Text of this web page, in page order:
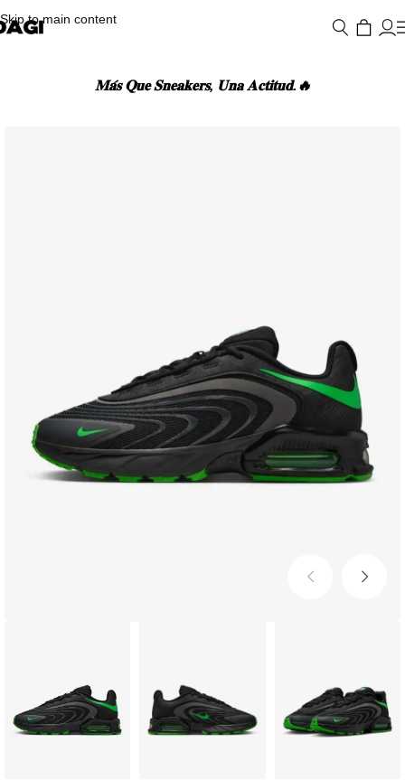
Skip to main content
𝐌𝐚́𝐬 𝐐𝐮𝐞 𝐒𝐧𝐞𝐚𝐤𝐞𝐫𝐬, 𝐔𝐧𝐚 𝐀𝐜𝐭𝐢𝐭𝐮𝐝.🔥